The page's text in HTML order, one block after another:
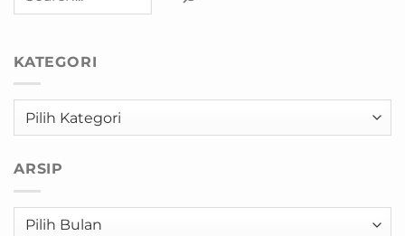
KATEGORI
Kategori
ARSIP
Arsip